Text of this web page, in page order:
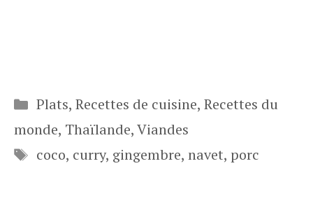
Catégories
Plats, Recettes de cuisine, Recettes du
monde, Thaïlande,Viandes
Étiquettes
coco, curry, gingembre, navet, porc